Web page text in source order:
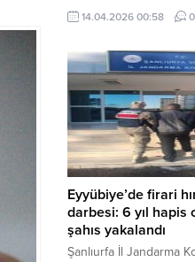
TL olan eşyaları çalan
jandarmanın başarılı
şüpheliden 2’si
gönderildi. Haber
Jandarma
Hırsızlık Olaylarının
yönelik yürüttüğü
önemli bir başarıya
14.04.2026 00:58 0
Eyyübiye’de firari
darbesi: 6 yıl hapis
şahıs yakalandı
Şanlıurfa İl Jandarma